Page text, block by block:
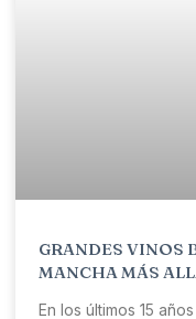
GRANDES VINOS
MANCHA MÁS
En los últimos 15